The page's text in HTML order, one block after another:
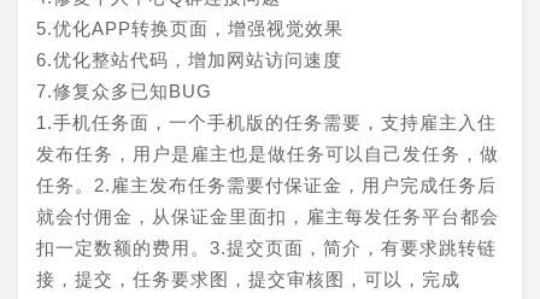
5.优化APP转换页面，增强视觉效果
6.优化整站代码，增加网站访问速度
7.修复众多已知BUG
1.手机任务面，一个手机版的任务需要，支持雇主入住
发布任务，用户是雇主也是做任务可以自己发任务，做
任务。2.雇主发布任务需要付保证金，用户完成任务后
就会付佣金，从保证金里面扣，雇主每发任务平台都会
扣一定数额的费用。3.提交页面，简介，有要求跳转链
接，提交，任务要求图，提交审核图，可以，完成